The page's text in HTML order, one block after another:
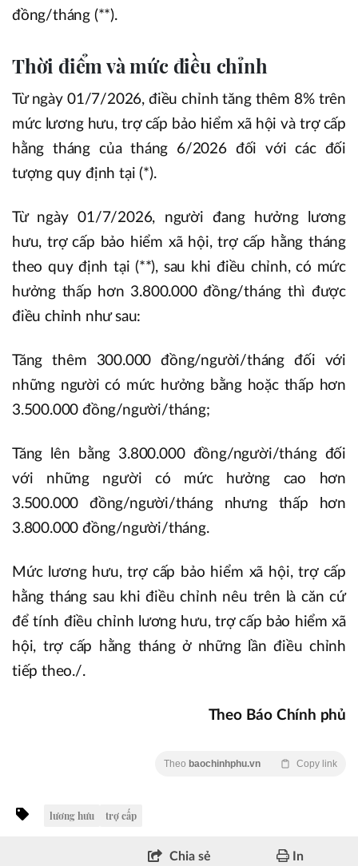
đồng/tháng (**).
Thời điểm và mức điều chỉnh
Từ ngày 01/7/2026, điều chỉnh tăng thêm 8% trên
mức lương hưu, trợ cấp bảo hiểm xã hội và trợ cấp
hằng tháng của tháng 6/2026 đối với các đối
tượng quy định tại (*).
Từ ngày 01/7/2026, người đang hưởng lương
hưu, trợ cấp bảo hiểm xã hội, trợ cấp hằng tháng
theo quy định tại (**), sau khi điều chỉnh, có mức
hưởng thấp hơn 3.800.000 đồng/tháng thì được
điều chỉnh như sau:
Tăng thêm 300.000 đồng/người/tháng đối với
những người có mức hưởng bằng hoặc thấp hơn
3.500.000 đồng/người/tháng;
Tăng lên bằng 3.800.000 đồng/người/tháng đối
với những người có mức hưởng cao hơn
3.500.000 đồng/người/tháng nhưng thấp hơn
3.800.000 đồng/người/tháng.
Mức lương hưu, trợ cấp bảo hiểm xã hội, trợ cấp
hằng tháng sau khi điều chỉnh nêu trên là căn cứ
để tính điều chỉnh lương hưu, trợ cấp bảo hiểm xã
hội, trợ cấp hằng tháng ở những lần điều chỉnh
tiếp theo./.
Theo Báo Chính phủ
Theo baochinhphu.vn Copy link
lương hưu trợ cấp
Chia sẻ In